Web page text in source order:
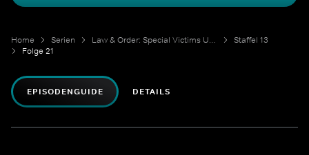
Home Serien Law & Order: Special Victims Unit
Staffel 13
Folge 21
EPISODENGUIDE DETAILS